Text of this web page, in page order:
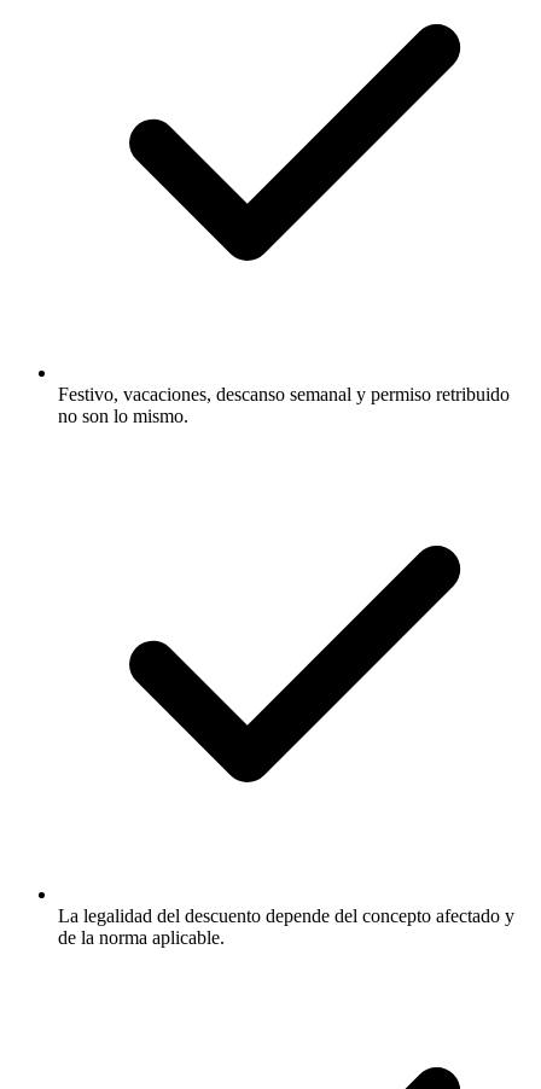
Festivo, vacaciones, descanso semanal y permiso retribuido
no son lo mismo.
La legalidad del descuento depende del concepto afectado y
de la norma aplicable.